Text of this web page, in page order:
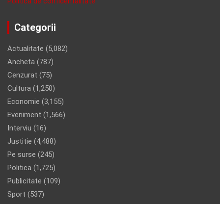
Categorii
Actualitate (5,082)
Ancheta (787)
Cenzurat (75)
Cultura (1,250)
Economie (3,155)
Eveniment (1,566)
Interviu (16)
Justitie (4,488)
Pe surse (245)
Politica (1,725)
Publicitate (109)
Sport (537)